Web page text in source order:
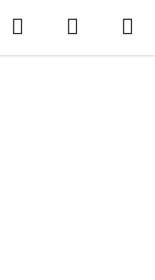
Hledat
KOŠÍK